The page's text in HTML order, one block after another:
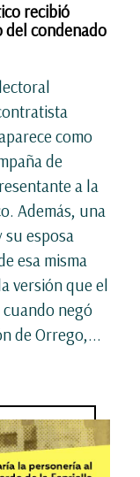
recibió
del condenado
como
de
a la
Además, una
su esposa
esa misma
versión que el
cuando negó
de Orrego,...